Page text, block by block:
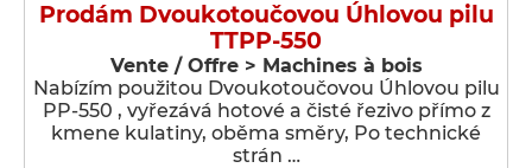
Prodám Dvoukotoučovou Úhlovou pilu
TTPP-550
Vente / Offre > Machines à bois
Nabízím použitou Dvoukotoučovou Úhlovou pilu
PP-550 , vyřezává hotové a čisté řezivo přímo z
kmene kulatiny, oběma směry, Po technické
strán …